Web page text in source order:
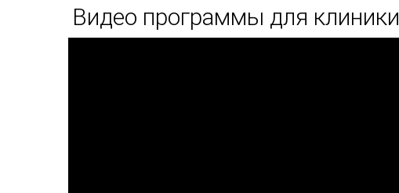
Видео программы для клиники